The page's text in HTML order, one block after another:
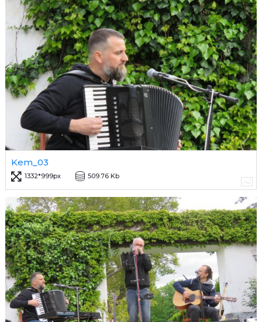
Kem_03
1332*999px 509.76 Kb